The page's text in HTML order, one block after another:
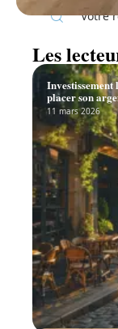
Les
placer son
11 mars 2026